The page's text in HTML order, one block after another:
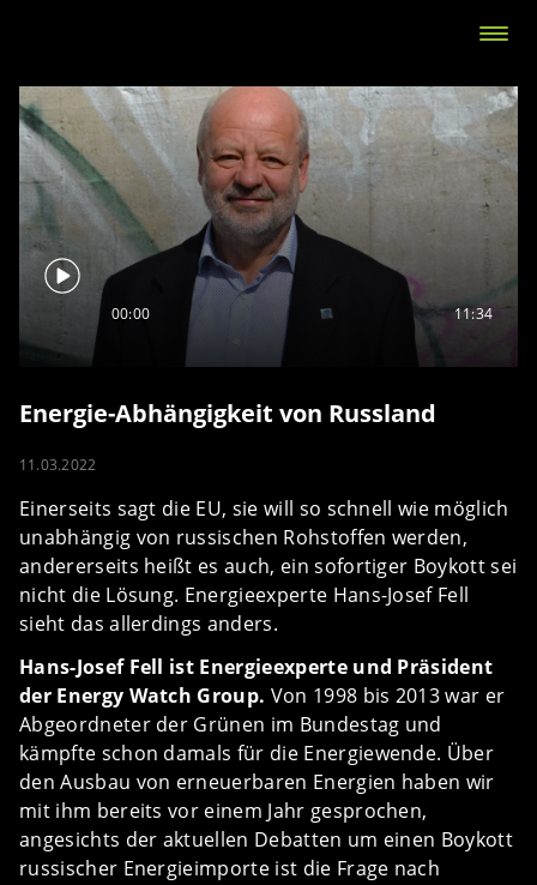
00:00 11:34
Energie-Abhängigkeit von Russland
11.03.2022
Einerseits sagt die EU, sie will so schnell wie möglich
unabhängig von russischen Rohstoffen werden,
andererseits heißt es auch, ein sofortiger Boykott sei
nicht die Lösung. Energieexperte Hans-Josef Fell
sieht das allerdings anders.
Hans-Josef Fell ist Energieexperte und Präsident
der Energy Watch Group. Von 1998 bis 2013 war er
Abgeordneter der Grünen im Bundestag und
kämpfte schon damals für die Energiewende. Über
den Ausbau von erneuerbaren Energien haben wir
mit ihm bereits vor einem Jahr gesprochen,
angesichts der aktuellen Debatten um einen Boykott
russischer Energieimporte ist die Frage nach